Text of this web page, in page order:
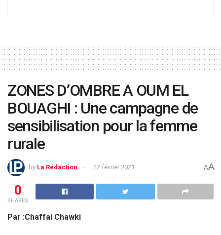
ZONES D’OMBRE A OUM EL
BOUAGHI : Une campagne de
sensibilisation pour la femme
rurale
by La Rédaction 22 février 2021 AA
0
SHARES
Par :Chaffai Chawki